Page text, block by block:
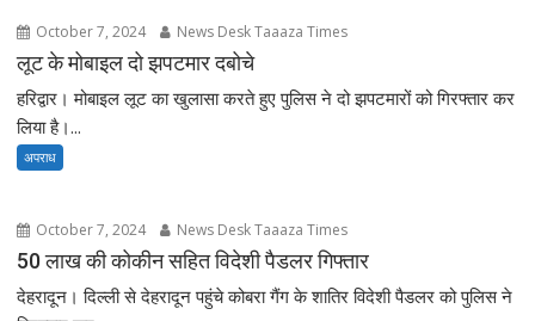
October 7, 2024 News Desk Taaaza Times
लूट के मोबाइल दो झपटमार दबोचे
हरिद्वार। मोबाइल लूट का खुलासा करते हुए पुलिस ने दो झपटमारों को गिरफ्तार कर
लिया है।...
अपराध
October 7, 2024 News Desk Taaaza Times
50 लाख की कोकीन सहित विदेशी पैडलर गिफ्तार
देहरादून। दिल्ली से देहरादून पहुंचे कोबरा गैंग के शातिर विदेशी पैडलर को पुलिस ने